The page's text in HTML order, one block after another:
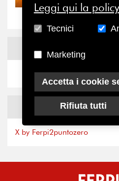
“grande
News
News
X by Ferpi2puntozero
Leggi qui la
Tecnici
Marketing
Accetta i cookie
Rifiuta tutti